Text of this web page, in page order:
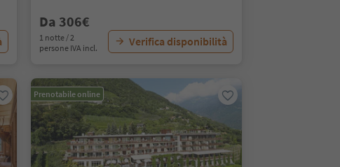
Da 306€
1 notte / 2
persone IVA incl.
Verifica disponibilità
Prenotabile online